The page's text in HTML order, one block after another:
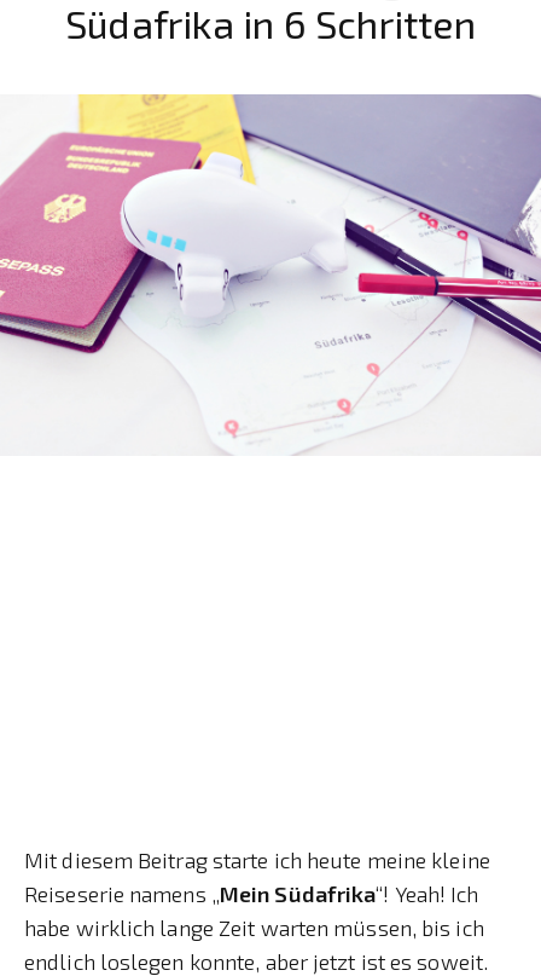
Südafrika in 6 Schritten
Mit diesem Beitrag starte ich heute meine kleine
Reiseserie namens „Mein Südafrika“! Yeah! Ich
habe wirklich lange Zeit warten müssen, bis ich
endlich loslegen konnte, aber jetzt ist es soweit.